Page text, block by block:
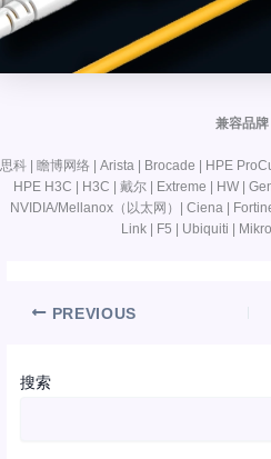
搜索
兼容品牌
思科 | 瞻博网络 | Arista | Brocade | HPE
HPE H3C | H3C | 戴尔 | Extreme | HW |
NVIDIA/Mellanox（以太网）| Ciena |
Link | F5 | Ubiquiti |
PREVIOUS